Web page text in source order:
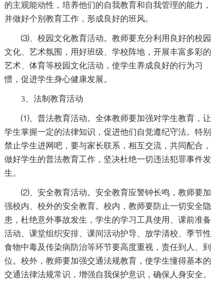
的主观能动性，培养他们的自我教育和自我管理的能力，
并做好个别教育工作，形成良好的班风。
⑶、校园文化教育活动。教师要充分利用良好的校园
文化、艺术氛围，用好班级、学校阵地，开展丰富多彩的
艺术、体育等校园文化活动，使学生养成良好的行为习
惯，促进学生身心健康发展。
3、法制教育活动
⑴、普法教育活动。全体教师要加强对学生教育，让
学生掌握一定的法律知识，促进他们自觉遵纪守法。特别
禁止学生进网吧，要与家长联系，相互交流，共同配合，
做好学生的普法教育工作，坚决杜绝一切违法犯罪事件发
生。
⑵、安全教育活动。安全教育应警钟长鸣，教师要加
强校内、校外的安全教育。校内，教师要防止一切安全隐
患，杜绝意外事故发生，学生的学习工具使用、课前准备
活动、课堂组织安排、课间活动护导、放学清校、季节性
食物中毒及传染病防治等环节要高度重视，责任到人、到
位。校外，教师要加强交通法规教育，使学生懂得基本的
交通法律法规常识，增强自我保护意识，确保人身安全。